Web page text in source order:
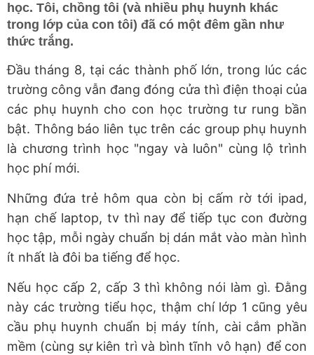
học. Tôi, chồng tôi (và nhiều phụ huynh khác
trong lớp của con tôi) đã có một đêm gần như
thức trắng.
Đầu tháng 8, tại các thành phố lớn, trong lúc các
trường công vẫn đang đóng cửa thì điện thoại của
các phụ huynh cho con học trường tư rung bần
bật. Thông báo liên tục trên các group phụ huynh
là chương trình học "ngay và luôn" cùng lộ trình
học phí mới.
Những đứa trẻ hôm qua còn bị cấm rờ tới ipad,
hạn chế laptop, tv thì nay để tiếp tục con đường
học tập, mỗi ngày chuẩn bị dán mắt vào màn hình
ít nhất là đôi ba tiếng để học.
Nếu học cấp 2, cấp 3 thì không nói làm gì. Đằng
này các trường tiểu học, thậm chí lớp 1 cũng yêu
cầu phụ huynh chuẩn bị máy tính, cài cắm phần
mềm (cùng sự kiên trì và bình tĩnh vô hạn) để con